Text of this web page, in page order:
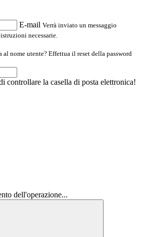
E-mail Verrà inviato un messaggio
necessarie.
al nome utente? Effettua il reset della password
controllare la casella di posta elettronica!
dell'operazione...